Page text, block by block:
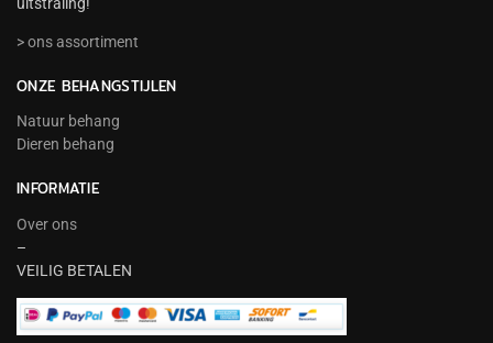
> ons assortiment
ONZE BEHANGSTIJLEN
Natuur behang
Dieren behang
INFORMATIE
Over ons
–
VEILIG BETALEN